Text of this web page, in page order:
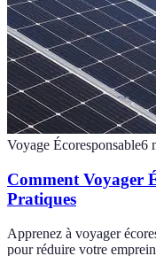
Voyage Écoresponsable6
Comment Voyager
Pratiques
Apprenez à voyager
pour réduire votre